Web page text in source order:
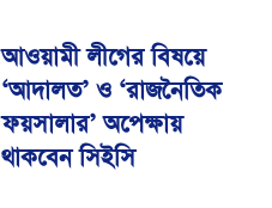
আওয়ামী লীগের বিষয়ে
‘আদালত’ ও ‘রাজনৈতিক
ফয়সালার’ অপেক্ষায়
থাকবেন সিইসি